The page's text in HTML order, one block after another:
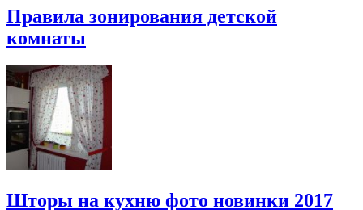
Правила зонирования детской
комнаты
Шторы на кухню фото новинки 2017